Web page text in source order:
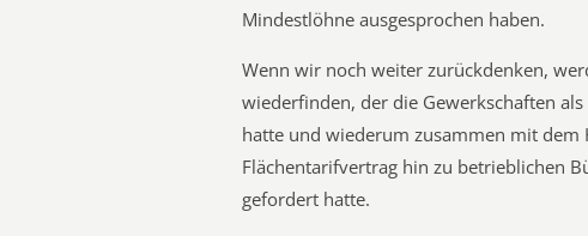
Mindestlöhne ausgesprochen haben.
Wenn wir noch weiter zurückdenken,
wiederfinden, der die Gewerkschaften
hatte und wiederum zusammen mit dem
Flächentarifvertrag hin zu betrieblichen
gefordert hatte.